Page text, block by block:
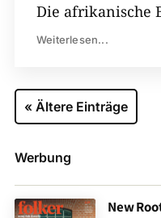
Die afrikanische
Weiterlesen...
« Ältere Einträge
Werbung
New